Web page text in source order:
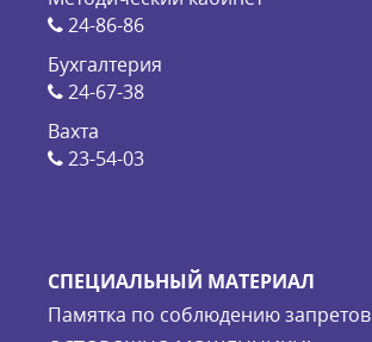
24-86-86
Бухгалтерия
24-67-38
Вахта
23-54-03
СПЕЦИАЛЬНЫЙ МАТЕРИАЛ
Памятка по соблюдению запретов